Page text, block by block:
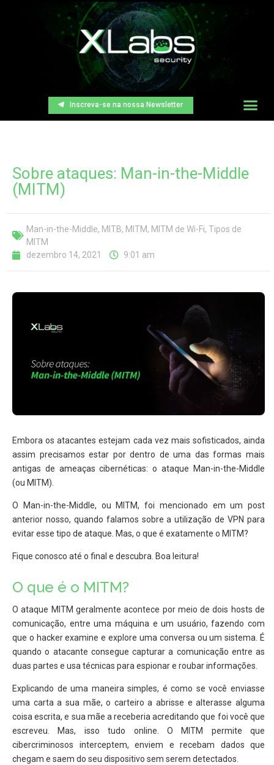
Inscreva-se na nossa Newsletter
Sobre ataques: Man-in-the-Middle
(MITM)
Man-in-the-Middle, MITB, MITM, MITM de Wi-Fi, Tipos de
MITM
dezembro 14, 2021
9:01 am
Embora os atacantes estejam cada vez mais sofisticados, ainda
assim precisamos estar por dentro de uma das formas mais
antigas de ameaças cibernéticas: o ataque Man-in-the-Middle
(ou MITM).
O Man-in-the-Middle, ou MITM, foi mencionado em um post
anterior nosso, quando falamos sobre a utilização de VPN para
evitar esse tipo de ataque. Mas, o que é exatamente o MITM?
Fique conosco até o final e descubra. Boa leitura!
O que é o MITM?
O ataque MITM geralmente acontece por meio de dois hosts de
comunicação, entre uma máquina e um usuário, fazendo com
que o hacker examine e explore uma conversa ou um sistema. É
quando o atacante consegue capturar a comunicação entre as
duas partes e usa técnicas para espionar e roubar informações.
Explicando de uma maneira simples, é como se você enviasse
uma carta a sua mãe, o carteiro a abrisse e alterasse alguma
coisa escrita, e sua mãe a receberia acreditando que foi você que
escreveu. Mas, isso tudo online. O MITM permite que
cibercriminosos interceptem, enviem e recebam dados que
chegam e saem do seu dispositivo sem serem detectados.